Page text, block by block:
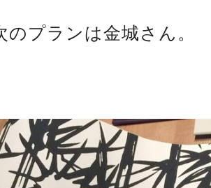
のプランは金城さん。